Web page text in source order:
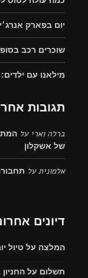
יום בפארק
שוכרים רכב
מילאנו עם
תגובות
ברלה וארי על
של אשקלון
אלמוניתעל
דיונים
המלצה על טיול
תשלום על